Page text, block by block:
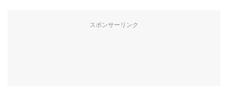
スポンサーリンク